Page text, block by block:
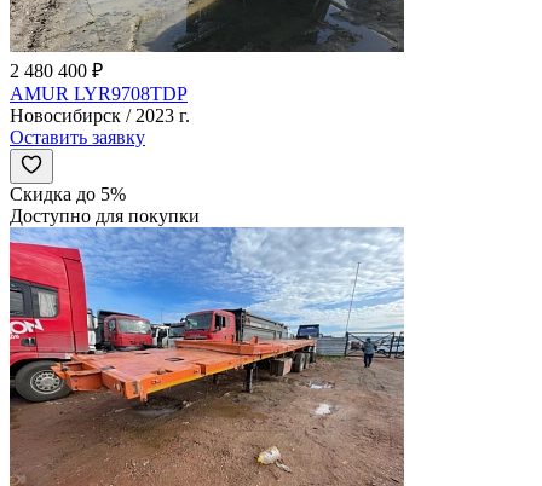
2 480 400 ₽
AMUR LYR9708TDP
Новосибирск / 2023 г.
Оставить заявку
Скидка до 5%
Доступно для покупки